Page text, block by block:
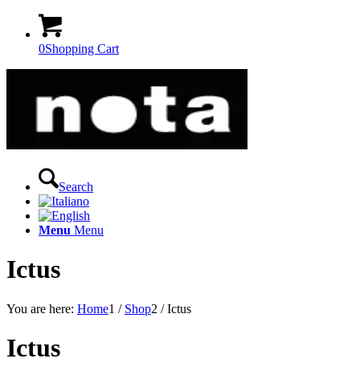
0Shopping Cart
Search
Menu Menu
Ictus
You are here: Home1 / Shop2 / Ictus
Ictus